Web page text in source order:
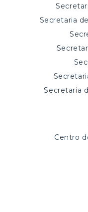
Secretaria
Secretaria
Centro